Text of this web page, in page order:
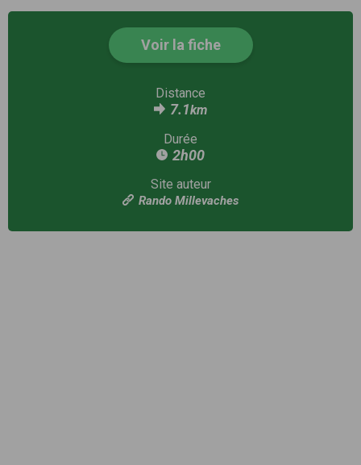
Voir la fiche
Distance
7.1km
Durée
2h00
Site auteur
Rando Millevaches